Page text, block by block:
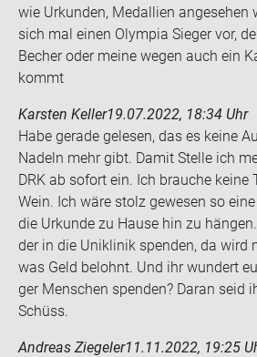
wie Ur­kun­den, Medal­li­en an­ge­se­hen
sich mal einen Olym­pia Sie­ger vor,
Be­cher oder meine wegen auch ein
kommt
Karsten Keller19.07.2022, 18:34 Uhr
Habe ge­ra­de ge­le­sen, das es keine
Na­deln mehr gibt. Damit Stel­le ich
DRK ab so­fort ein. Ich brau­che keine
Wein. Ich wäre stolz ge­we­sen so
die Ur­kun­de zu Hause hin zu
der in die Uni­kli­nik spen­den, da wird
was Geld be­lohnt. Und ihr wun­dert
ger Men­schen spen­den? Daran seid
Schüss.
Andreas Ziegeler11.11.2022, 19:25